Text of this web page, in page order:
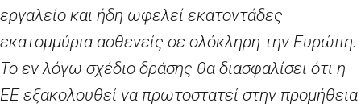
εργαλείο και ήδη ωφελεί εκατοντάδες
εκατομμύρια ασθενείς σε ολόκληρη την Ευρώπη.
Το εν λόγω σχέδιο δράσης θα διασφαλίσει ότι η
ΕΕ εξακολουθεί να πρωτοστατεί στην προμήθεια